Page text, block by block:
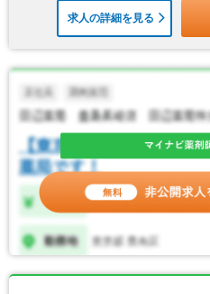
求人の詳細を見る